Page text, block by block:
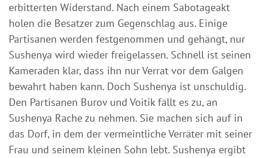
erbitterten Widerstand. Nach einem Sabotageakt
holen die Besatzer zum Gegenschlag aus. Einige
Partisanen werden festgenommen und gehängt, nur
Sushenya wird wieder freigelassen. Schnell ist seinen
Kameraden klar, dass ihn nur Verrat vor dem Galgen
bewahrt haben kann. Doch Sushenya ist unschuldig.
Den Partisanen Burov und Voitik fällt es zu, an
Sushenya Rache zu nehmen. Sie machen sich auf in
das Dorf, in dem der vermeintliche Verräter mit seiner
Frau und seinem kleinen Sohn lebt. Sushenya ergibt